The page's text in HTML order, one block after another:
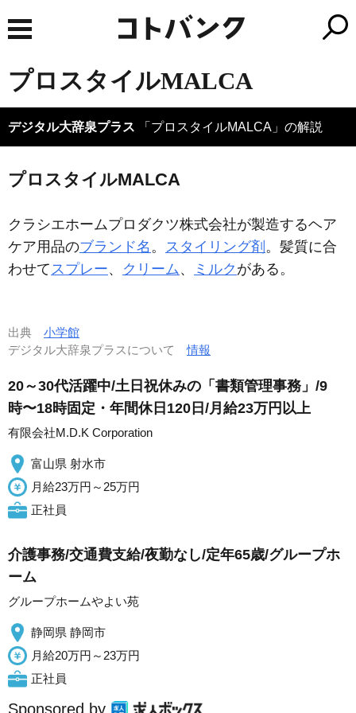
プロスタイルMALCA
デジタル大辞泉プラス 「プロスタイルMALCA」の解説
プロスタイルMALCA
クラシエホームプロダクツ株式会社が製造するヘア
ケア用品のブランド名 。 スタイリング剤 。髪質に合
わせてスプレー、 クリーム、 ミルク がある。
出典 小学館
デジタル大辞泉プラスについて情報
20～30代活躍中/土日祝休みの「書類管理事務」/9
時〜18時固定・年間休日120日/月給23万円以上
有限会社M.D.K Corporation
富山県 射水市
月給23万円～25万円
正社員
介護事務/交通費支給/夜勤なし/定年65歳/グループホ
ーム
グループホームやよい苑
静岡県 静岡市
月給20万円～23万円
正社員
Sponsored by